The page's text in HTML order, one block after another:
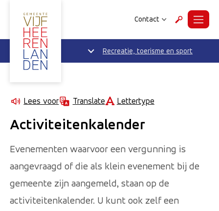
Contact ZoekenMenu
Recreatie, toerisme en sport
Lees voor Translate Lettertype
Activiteitenkalender
Evenementen waarvoor een vergunning is
aangevraagd of die als klein evenement bij de
gemeente zijn aangemeld, staan op de
activiteitenkalender. U kunt ook zelf een